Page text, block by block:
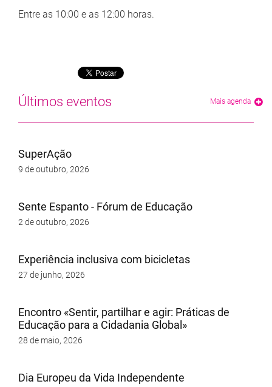
Entre as 10:00 e as 12:00 horas.
Últimos eventos
SuperAção
9 de outubro, 2026
Sente Espanto - Fórum de Educação
2 de outubro, 2026
Experiência inclusiva com bicicletas
27 de junho, 2026
Encontro «Sentir, partilhar e agir: Práticas de
Educação para a Cidadania Global»
28 de maio, 2026
Dia Europeu da Vida Independente
Mais agenda